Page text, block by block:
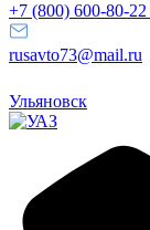
+7 (800) 600-80-22
rusavto73@mail.ru
Ульяновск